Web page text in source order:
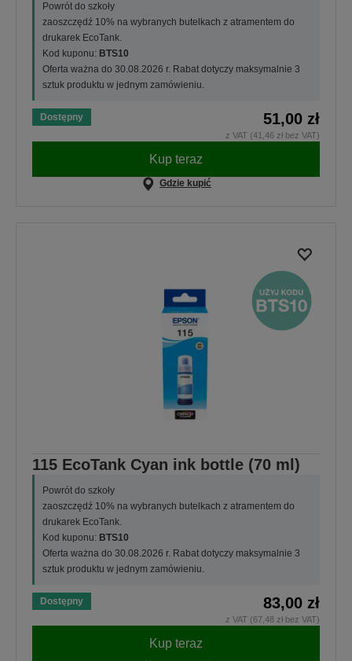
Powrót do szkoły
zaoszczędź 10% na wybranych butelkach z atramentem do
drukarek EcoTank.
Kod kuponu: BTS10
Oferta ważna do 30.08.2026 r. Rabat dotyczy maksymalnie 3
sztuk produktu w jednym zamówieniu.
Dostępny 51,00 zł
z VAT (41,46 zł bez VAT)
Kup teraz
Gdzie kupić
115 EcoTank Cyan ink bottle (70 ml)
Powrót do szkoły
zaoszczędź 10% na wybranych butelkach z atramentem do
drukarek EcoTank.
Kod kuponu: BTS10
Oferta ważna do 30.08.2026 r. Rabat dotyczy maksymalnie 3
sztuk produktu w jednym zamówieniu.
Dostępny 83,00 zł
z VAT (67,48 zł bez VAT)
Kup teraz